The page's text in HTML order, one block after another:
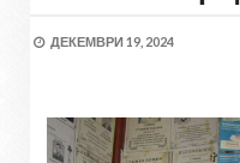
ДЕКЕМВРИ 19, 2024